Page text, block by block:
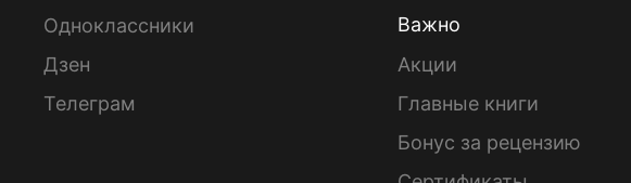
Одноклассники
Дзен
Телеграм
Важно
Акции
Главные книги
Бонус за рецензию